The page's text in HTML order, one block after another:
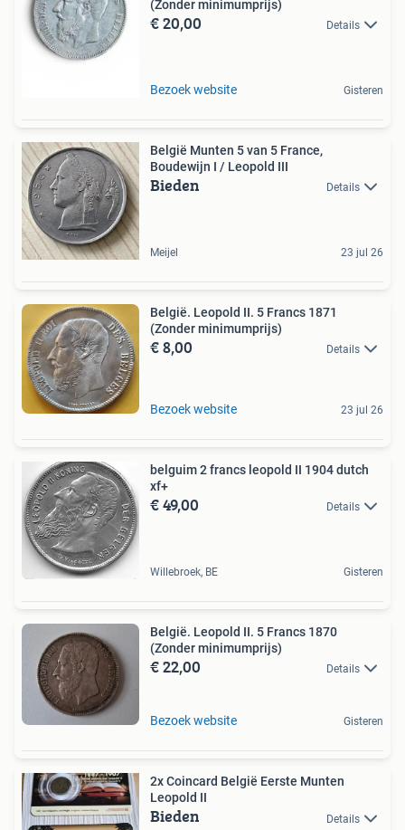
(Zonder minimumprijs)
€ 20,00 Details
Bezoek website Gisteren
België Munten 5 van 5 France,
Boudewijn I / Leopold III
Bieden Details
Meijel 23 jul 26
België. Leopold II. 5 Francs 1871
(Zonder minimumprijs)
€ 8,00 Details
Bezoek website 23 jul 26
belguim 2 francs leopold II 1904 dutch
xf+
€ 49,00 Details
Willebroek, BE Gisteren
België. Leopold II. 5 Francs 1870
(Zonder minimumprijs)
€ 22,00 Details
Bezoek website Gisteren
2x Coincard België Eerste Munten
Leopold II
Bieden Details